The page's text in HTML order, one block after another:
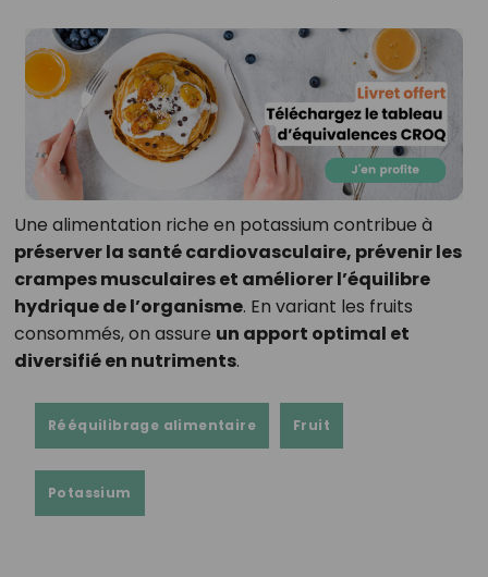
Une alimentation riche en potassium contribue à
préserver la santé cardiovasculaire, prévenir les
crampes musculaires et améliorer l’équilibre
hydrique de l’organisme. En variant les fruits
consommés, on assure un apport optimal et
diversifié en nutriments.
Rééquilibrage alimentaire Fruit
Potassium